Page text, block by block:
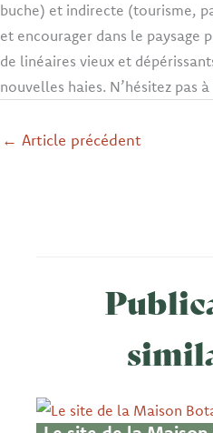
buche) et indirecte (tourisme,
et encourager dans le paysage
de linéaires vieux et
nouvelles haies. N’hésitez pas
← Article précédent